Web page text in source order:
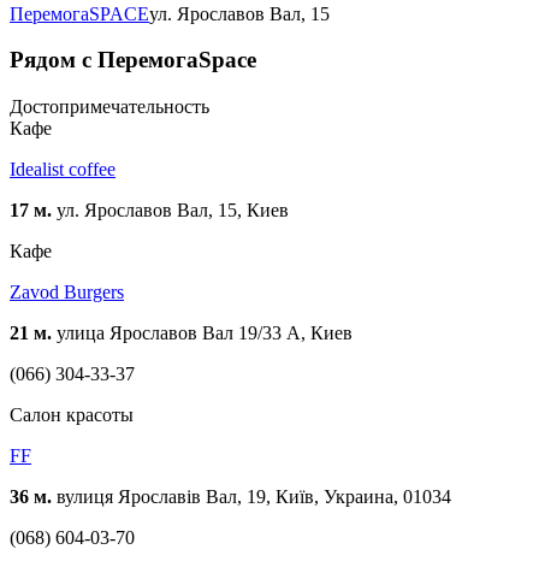
ПеремогаSPACEул. Ярославов Вал, 15
Рядом с ПеремогаSpace
Достопримечательность
Кафе
Idealist coffee
17 м. ул. Ярославов Вал, 15, Киев
Кафе
Zavod Burgers
21 м. улица Ярославов Вал 19/33 А, Киев
(066) 304-33-37
Cалон красоты
FF
36 м. вулиця Ярославів Вал, 19, Київ, Украина, 01034
(068) 604-03-70